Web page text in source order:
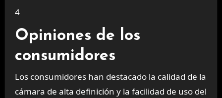
4
Opiniones de los
consumidores
Los consumidores han destacado la calidad de la
cámara de alta definición y la facilidad de uso del